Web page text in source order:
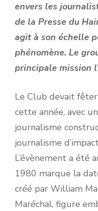
envers les
de la Presse du
agit à son échelle
phénomène. Le
principale mission
Le Club devait fêter
cette année, avec
journalisme
journalisme
L’évènement a été
1980 marque la
créé par William
Maréchal, figure